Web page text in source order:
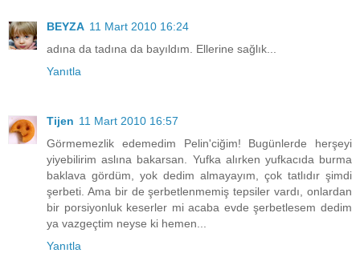
BEYZA 11 Mart 2010 16:24
adına da tadına da bayıldım. Ellerine sağlık...
Yanıtla
Tijen 11 Mart 2010 16:57
Görmemezlik edemedim Pelin'ciğim! Bugünlerde herşeyi
yiyebilirim aslına bakarsan. Yufka alırken yufkacıda burma
baklava gördüm, yok dedim almayayım, çok tatlıdır şimdi
şerbeti. Ama bir de şerbetlenmemiş tepsiler vardı, onlardan
bir porsiyonluk keserler mi acaba evde şerbetlesem dedim
ya vazgeçtim neyse ki hemen...
Yanıtla